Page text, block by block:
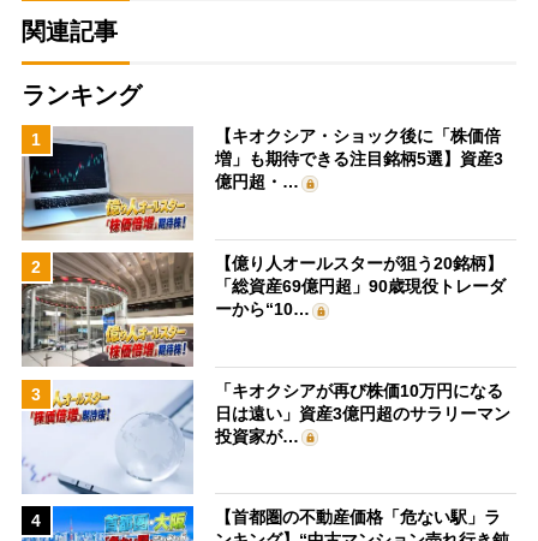
関連記事
ランキング
1
【キオクシア・ショック後に「株価倍
増」も期待できる注目銘柄5選】資産3
億円超・…
2
【億り人オールスターが狙う20銘柄】
「総資産69億円超」90歳現役トレーダ
ーから“10…
3
「キオクシアが再び株価10万円になる
日は遠い」資産3億円超のサラリーマン
投資家が…
4
【首都圏の不動産価格「危ない駅」ラ